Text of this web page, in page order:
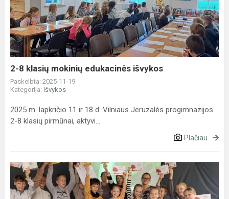
klasių
mokinių
edukacinės
išvykos
2-8 klasių mokinių edukacinės išvykos
Paskelbta: 2025-11-19
Kategorija: Išvykos
2025 m. lapkričio 11 ir 18 d. Vilniaus Jeruzalės progimnazijos
2-8 klasių pirmūnai, aktyvi...
Plačiau
Vėlyvojo
rudens
"Knygų